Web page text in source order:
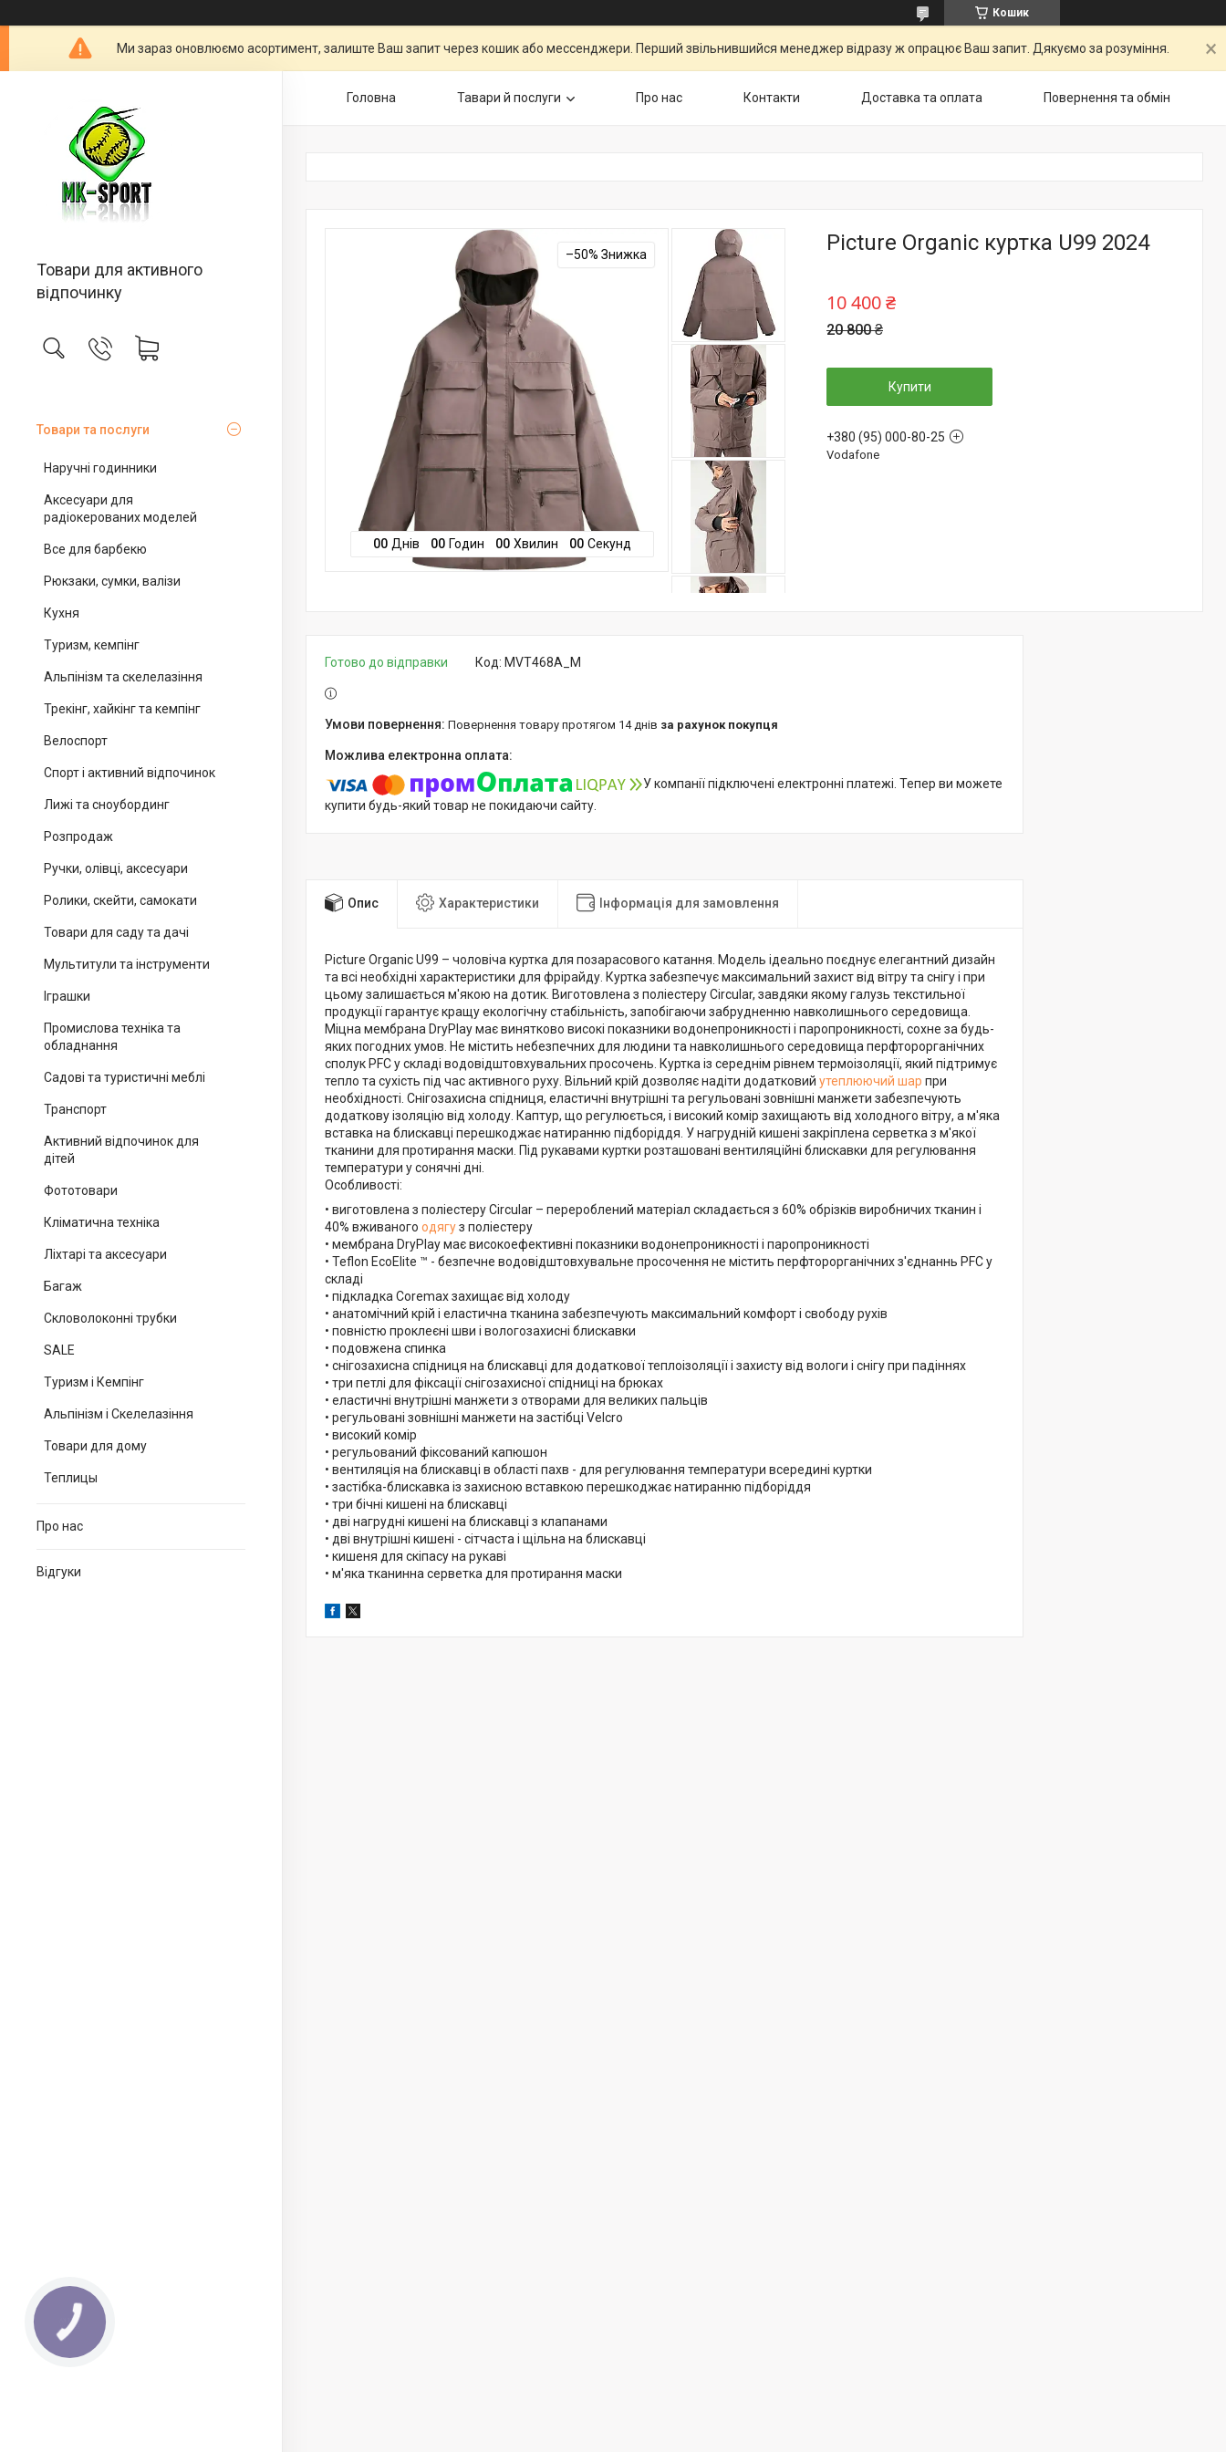
Кошик
Ми зараз оновлюємо асортимент, залиште Ваш запит через кошик або мессенджери. Перший звільнившийся менеджер відразу ж опрацює Ваш запит. Дякуємо за розуміння.
Товари для активного
відпочинку
Товари та послуги
Наручні годинники
Аксесуари для
радіокерованих моделей
Все для барбекю
Рюкзаки, сумки, валізи
Кухня
Туризм, кемпінг
Альпінізм та скелелазіння
Трекінг, хайкінг та кемпінг
Велоспорт
Спорт і активний відпочинок
Лижі та сноубординг
Розпродаж
Ручки, олівці, аксесуари
Ролики, скейти, самокати
Товари для саду та дачі
Мультитули та інструменти
Іграшки
Промислова техніка та
обладнання
Садові та туристичні меблі
Транспорт
Активний відпочинок для
дітей
Фототовари
Кліматична техніка
Ліхтарі та аксесуари
Багаж
Скловолоконні трубки
SALE
Туризм і Кемпінг
Альпінізм і Скелелазіння
Товари для дому
Теплицы
Про нас
Відгуки
Головна Тавари й послуги Про нас Контакти Доставка та оплата Повернення та обмін
–50%
00 Днів 00 Годин 00 Хвилин 00 Секунд
Picture Organic куртка U99 2024
20 800 ₴
10 400 ₴
Купити
+380 (95) 000-80-25
Vodafone
Готово до відправки Код: MVT468A_M
повернення товару протягом 14 днів за рахунок покупця
У компанії підключені електронні платежі. Тепер ви можете
купити будь-який товар не покидаючи сайту.
Опис Характеристики Інформація для замовлення
Picture Organic U99 – чоловіча куртка для позарасового катання. Модель ідеально поєднує елегантний дизайн
та всі необхідні характеристики для фрірайду. Куртка забезпечує максимальний захист від вітру та снігу і при
цьому залишається м'якою на дотик. Виготовлена з поліестеру Circular, завдяки якому галузь текстильної
продукції гарантує кращу екологічну стабільність, запобігаючи забрудненню навколишнього середовища.
Міцна мембрана DryPlay має винятково високі показники водонепроникності і паропроникності, сохне за будь-
яких погодних умов. Не містить небезпечних для людини та навколишнього середовища перфторорганічних
сполук PFC у складі водовідштовхувальних просочень. Куртка із середнім рівнем термоізоляції, який підтримує
тепло та сухість під час активного руху. Вільний крій дозволяє надіти додатковий утеплюючий шар при
необхідності. Снігозахисна спідниця, еластичні внутрішні та регульовані зовнішні манжети забезпечують
додаткову ізоляцію від холоду. Каптур, що регулюється, і високий комір захищають від холодного вітру, а м'яка
вставка на блискавці перешкоджає натиранню підборіддя. У нагрудній кишені закріплена серветка з м'якої
тканини для протирання маски. Під рукавами куртки розташовані вентиляційні блискавки для регулювання
температури у сонячні дні.
Особливості:
• виготовлена з поліестеру Circular – перероблений матеріал складається з 60% обрізків виробничих тканин і
40% вживаного одягуз поліестеру
• мембрана DryPlay має високоефективні показники водонепроникності і паропроникності
• Teflon EcoElite ™ - безпечне водовідштовхувальне просочення не містить перфторорганічних з'єднаннь PFC у
складі
• підкладка Coremax захищає від холоду
• анатомічний крій і еластична тканина забезпечують максимальний комфорт і свободу рухів
• повністю проклеєні шви і вологозахисні блискавки
• подовжена спинка
• снігозахисна спідниця на блискавці для додаткової теплоізоляції і захисту від вологи і снігу при падіннях
• три петлі для фіксації снігозахисної спідниці на брюках
• еластичні внутрішні манжети з отворами для великих пальців
• регульовані зовнішні манжети на застібці Velcro
• високий комір
• регульований фіксований капюшон
• вентиляція на блискавці в області пахв - для регулювання температури всередині куртки
• застібка-блискавка із захисною вставкою перешкоджає натиранню підборіддя
• три бічні кишені на блискавці
• дві нагрудні кишені на блискавці з клапанами
• дві внутрішні кишені - сітчаста і щільна на блискавці
• кишеня для скіпасу на рукаві
• м'яка тканинна серветка для протирання маски